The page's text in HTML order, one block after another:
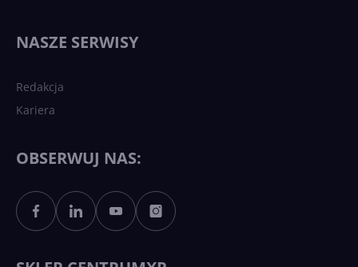
Sztuczna inteligencja po
polsku. Dość barier
NASZE SERWISY
Redakcja
Kariera
OBSERWUJ NAS: